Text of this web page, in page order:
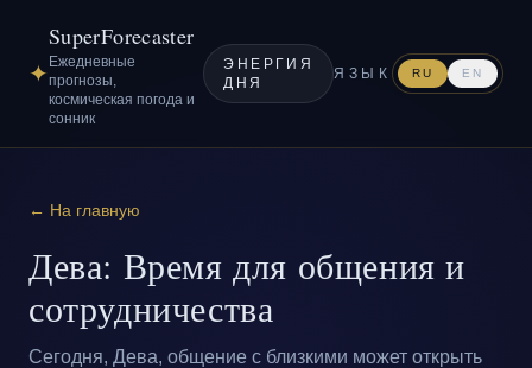
✦
SuperForecaster
Ежедневные
прогнозы,
космическая погода и
сонник
ЭНЕРГИЯ
ДНЯ
ЯЗЫК RU EN
← На главную
Дева: Время для общения и
сотрудничества
Сегодня, Дева, общение с близкими может открыть